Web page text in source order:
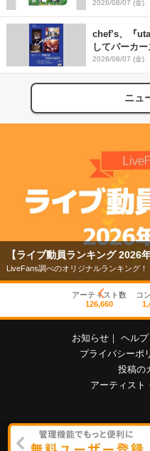
発表 ワーク
2026/08/07 (金)
chef’s、『
してパーカ
2026/08/07 (金)
ニュ
【ライブ動員ランキング 2026
LiveFans調べのオリジナルランキング！
アーティスト数
126,660
コ
お知らせ ｜ ヘルプ
プライバシーポ
投稿の
アーティスト